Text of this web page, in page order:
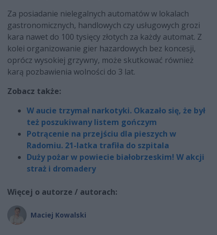
Za posiadanie nielegalnych automatów w lokalach
gastronomicznych, handlowych czy usługowych grozi
kara nawet do 100 tysięcy złotych za każdy automat. Z
kolei organizowanie gier hazardowych bez koncesji,
oprócz wysokiej grzywny, może skutkować również
karą pozbawienia wolności do 3 lat.
Zobacz także:
W aucie trzymał narkotyki. Okazało się, że był
też poszukiwany listem gończym
Potrącenie na przejściu dla pieszych w
Radomiu. 21-latka trafiła do szpitala
Duży pożar w powiecie białobrzeskim! W akcji
straż i dromadery
Więcej o autorze / autorach:
Maciej Kowalski